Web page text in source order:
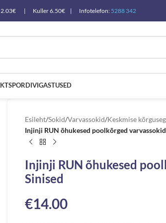
al. 2.03€ | Kuller 6.50€ | Infotelefon: 5288 342
SPORDIVIGASTUSED
Esileht/Sokid/Varvassokid/Keskmise
Injinji RUN õhukesed poolkõrged
Injinji RUN õhukesed
Sinised
€14.00